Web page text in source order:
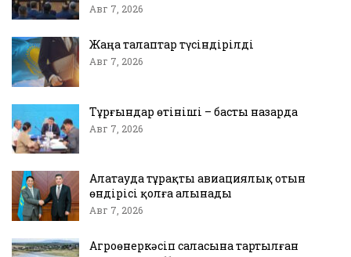
Авг 7, 2026
Жаңа талаптар түсіндірілді
Авг 7, 2026
Тұрғындар өтініші – басты назарда
Авг 7, 2026
Алатауда тұрақты авиациялық отын
өндірісі қолға алынады
Авг 7, 2026
Агроөнеркәсіп саласына тартылған